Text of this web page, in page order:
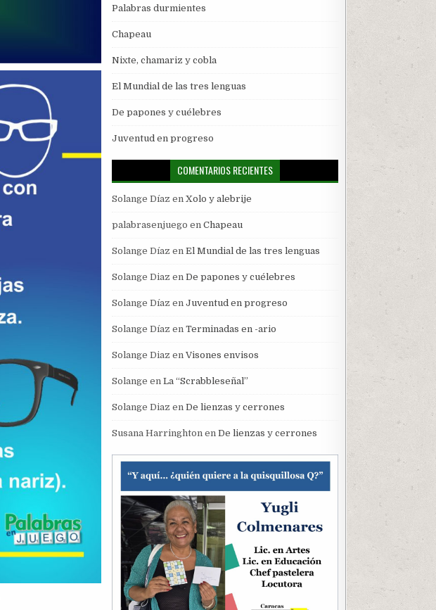
Palabras durmientes
Chapeau
Nixte, chamariz y cobla
El Mundial de las tres lenguas
De papones y cuélebres
Juventud en progreso
COMENTARIOS RECIENTES
Solange Díaz enXolo y alebrije
palabrasenjuego enChapeau
Solange Díaz enEl Mundial de las tres lenguas
Solange Diaz enDe papones y cuélebres
Solange Díaz enJuventud en progreso
Solange Díaz enTerminadas en -ario
Solange Diaz enVisones envisos
Solange enLa “Scrabbleseñal”
Solange Diaz enDe lienzas y cerrones
Susana Harringhton enDe lienzas y cerrones